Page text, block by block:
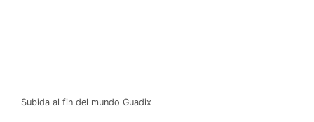
Subida al fin del mundo Guadix